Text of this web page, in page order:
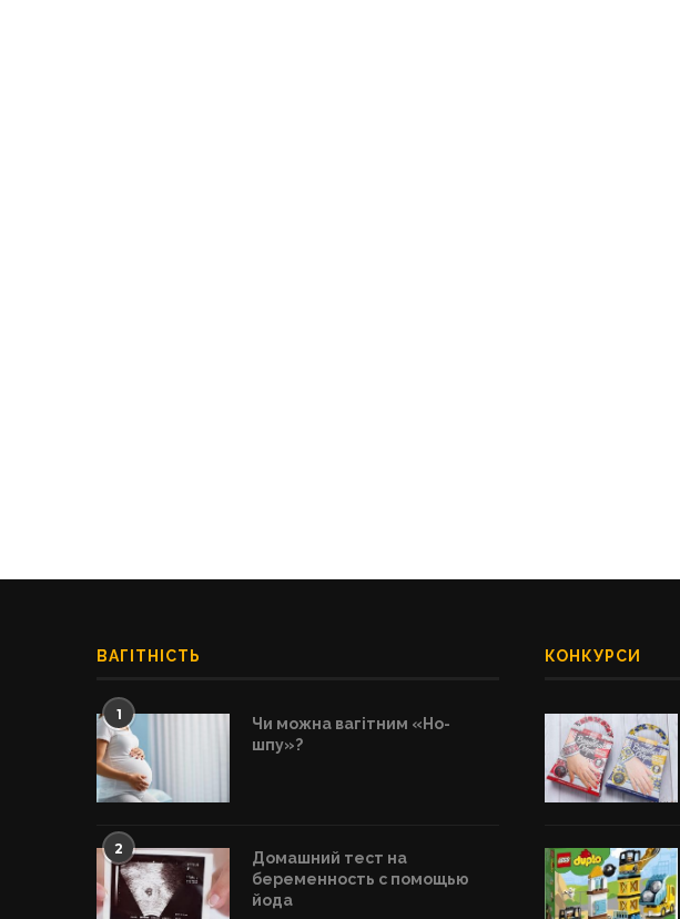
ВАГІТНІСТЬ
1
Чи можна вагітним «Но-
шпу»?
2
Домашний тест на
беременность с помощью
йода
КОНКУРСИ